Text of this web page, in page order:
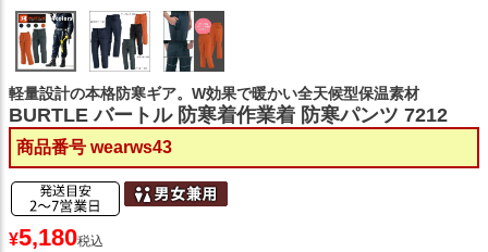
軽量設計の本格防寒ギア。W効果で暖かい全天候型保温素材
BURTLE バートル 防寒着作業着 防寒パンツ 7212
商品番号 wearws43
¥5,180税込